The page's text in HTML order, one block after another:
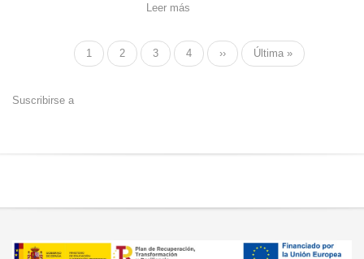
Leer más
Página
actual
1 Página
2 Página
3 Página
4
Siguiente
página
››
Última
página
Última »
Suscribirse a